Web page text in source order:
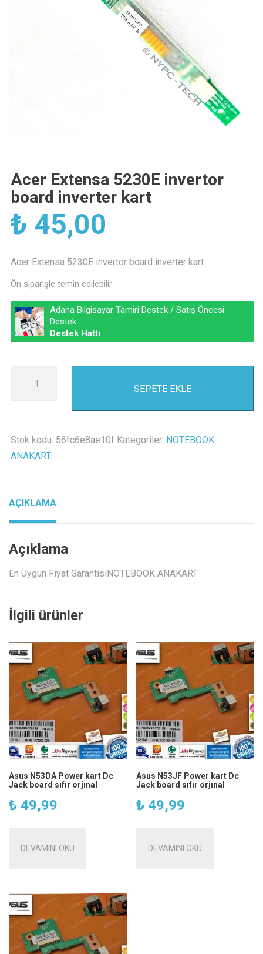
Acer Extensa 5230E invertor
board inverter kart
₺ 45,00
Acer Extensa 5230E invertor board inverter kart
Ön siparişle temin edilebilir
Adana Bilgisayar Tamiri Destek / Satış Öncesi
Destek
Destek Hattı
Extensa
board
inverter
SEPETE EKLE
Stok kodu: 56fc6e8ae10f Kategoriler: NOTEBOOK
ANAKART
AÇIKLAMA
Açıklama
En Uygun Fiyat GarantisiNOTEBOOK ANAKART
İlgili ürünler
Asus N53DA Power kart Dc
Jack board sıfır orjınal
₺ 49,99
DEVAMINI OKU
Asus N53JF Power kart Dc
Jack board sıfır orjınal
₺ 49,99
DEVAMINI OKU